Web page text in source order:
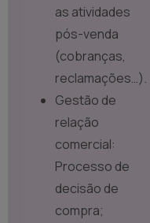
as atividades
pós-venda
(cobranças,
reclamações…).
Gestão de
relação
comercial:
Processo de
decisão de
compra;